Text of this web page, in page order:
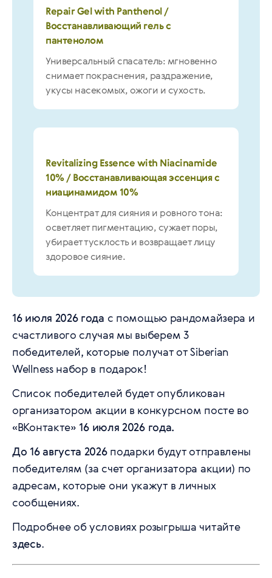
Repair Gel with Panthenol /
Восстанавливающий гель с
пантенолом
Универсальный спасатель: мгновенно
снимает покраснения, раздражение,
укусы насекомых, ожоги и сухость.
Revitalizing Essence with Niacinamide
10% / Восстанавливающая эссенция с
ниацинамидом 10%
Концентрат для сияния и ровного тона:
осветляет пигментацию, сужает поры,
убирает тусклость и возвращает лицу
здоровое сияние.
16 июля 2026 года с помощью рандомайзера и
счастливого случая мы выберем 3
победителей, которые получат от Siberian
Wellness набор в подарок!
Список победителей будет опубликован
организатором акции в конкурсном посте во
«ВКонтакте» 16 июля 2026 года.
До 16 августа 2026подарки будут отправлены
победителям (за счет организатора акции) по
адресам, которые они укажут в личных
сообщениях.
Подробнее об условиях розыгрыша читайте
здесь.